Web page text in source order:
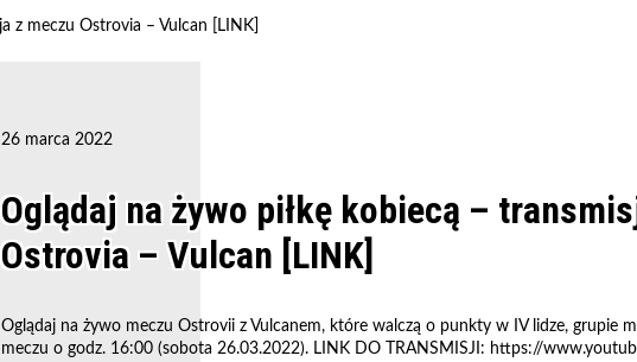
z meczu Ostrovia – Vulcan [LINK]
26 marca 2022
Oglądaj na żywo piłkę kobiecą –
Ostrovia – Vulcan [LINK]
Oglądaj na żywo meczu Ostrovii z Vulcanem, które walczą o punkty w IV lidze, grupie
meczu o godz. 16:00 (sobota 26.03.2022). LINK DO TRANSMISJI: https://